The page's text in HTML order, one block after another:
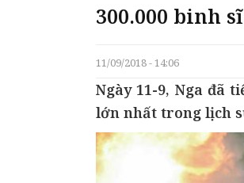
300.000 binh
11/09/2018 - 14:06
Ngày 11-9, Nga đã
lớn nhất trong lịch